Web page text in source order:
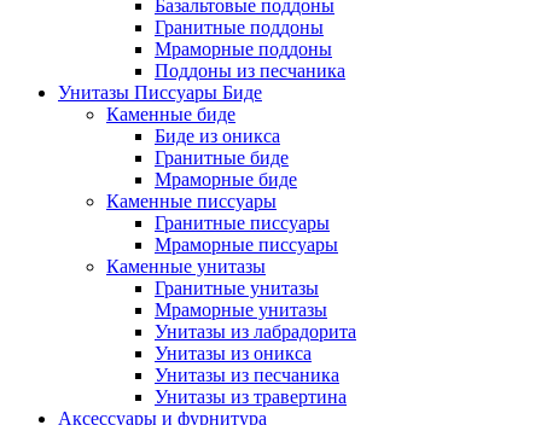
Базальтовые поддоны
Гранитные поддоны
Мраморные поддоны
Поддоны из песчаника
Унитазы Писсуары Биде
Каменные биде
Биде из оникса
Гранитные биде
Мраморные биде
Каменные писсуары
Гранитные писсуары
Мраморные писсуары
Каменные унитазы
Гранитные унитазы
Мраморные унитазы
Унитазы из лабрадорита
Унитазы из оникса
Унитазы из песчаника
Унитазы из травертина
Аксессуары и фурнитура